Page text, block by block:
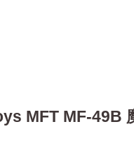
MFT MF-49B